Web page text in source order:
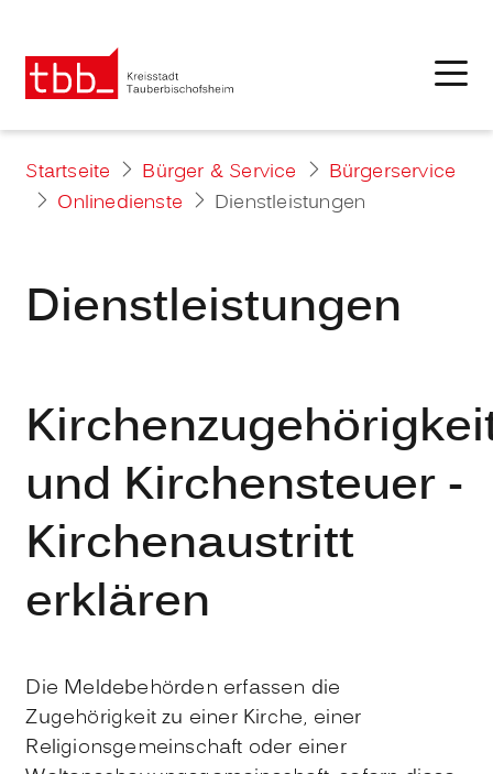
Startseite Bürger & Service
Bürgerservice
Onlinedienste
Dienstleistungen
Dienstleistungen
und Kirchensteuer -
Kirchenaustritt
erklären
Die Meldebehörden erfassen die
Zugehörigkeit zu einer Kirche, einer
Religionsgemeinschaft oder einer